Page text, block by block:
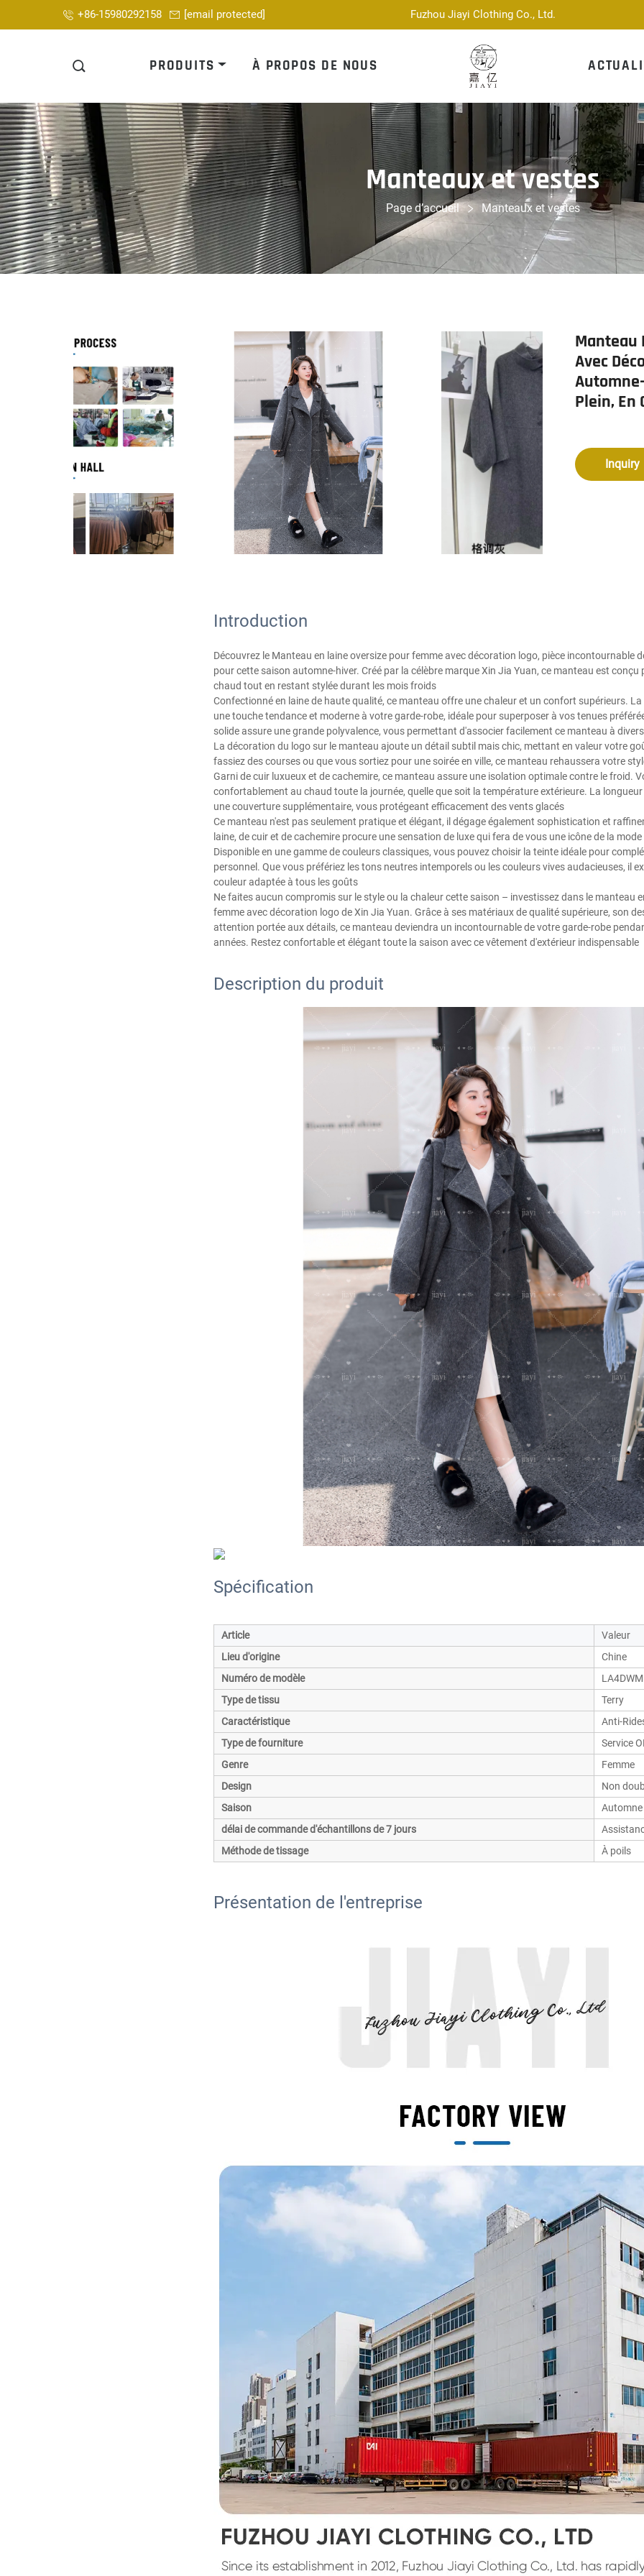
+86-15980292158 [email protected] Fuzhou Jiayi Clothing Co., Ltd.
PRODUITS À PROPOS DE NOUS
Manteaux et vestes
Page d’accueil Manteaux et vestes
Manteau
Avec
Plein, En
Inquiry
Introduction
Découvrez le Manteau en laine oversize pour femme avec décoration logo, pièce incontournable
pour cette saison automne-hiver. Créé par la célèbre marque Xin Jia Yuan, ce manteau est conçu
chaud tout en restant stylée durant les mois froids
Confectionné en laine de haute qualité, ce manteau offre une chaleur et un confort supérieurs.
une touche tendance et moderne à votre garde-robe, idéale pour superposer à vos tenues
solide assure une grande polyvalence, vous permettant d'associer facilement ce manteau à
La décoration du logo sur le manteau ajoute un détail subtil mais chic, mettant en valeur votre
fassiez des courses ou que vous sortiez pour une soirée en ville, ce manteau rehaussera votre
Garni de cuir luxueux et de cachemire, ce manteau assure une isolation optimale contre le froid.
confortablement au chaud toute la journée, quelle que soit la température extérieure. La
une couverture supplémentaire, vous protégeant efficacement des vents glacés
Ce manteau n'est pas seulement pratique et élégant, il dégage également sophistication et
laine, de cuir et de cachemire procure une sensation de luxe qui fera de vous une icône de la
Disponible en une gamme de couleurs classiques, vous pouvez choisir la teinte idéale pour
personnel. Que vous préfériez les tons neutres intemporels ou les couleurs vives audacieuses, il
couleur adaptée à tous les goûts
Ne faites aucun compromis sur le style ou la chaleur cette saison – investissez dans le manteau
femme avec décoration logo de Xin Jia Yuan. Grâce à ses matériaux de qualité supérieure, son
attention portée aux détails, ce manteau deviendra un incontournable de votre garde-robe
années. Restez confortable et élégant toute la saison avec ce vêtement d'extérieur indispensable
Description du produit
Spécification
Article
Valeur
Lieu d'origine
Chine
Numéro de modèle
Type de tissu
Terry
Caractéristique
Anti-
Type de fourniture
Service
Genre
Femme
Design
Non
Saison
Automne
délai de commande d'échantillons de 7 jours
Méthode de tissage
À poils
Présentation de l'entreprise